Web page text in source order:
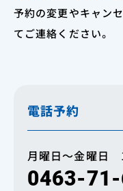
予約の変更やキャン
てご連絡ください。
電話予約
月曜日〜金曜日
0463-71-